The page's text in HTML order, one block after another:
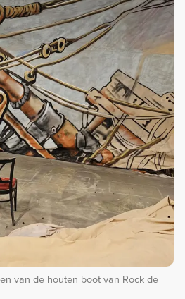
van de houten boot van Rock de